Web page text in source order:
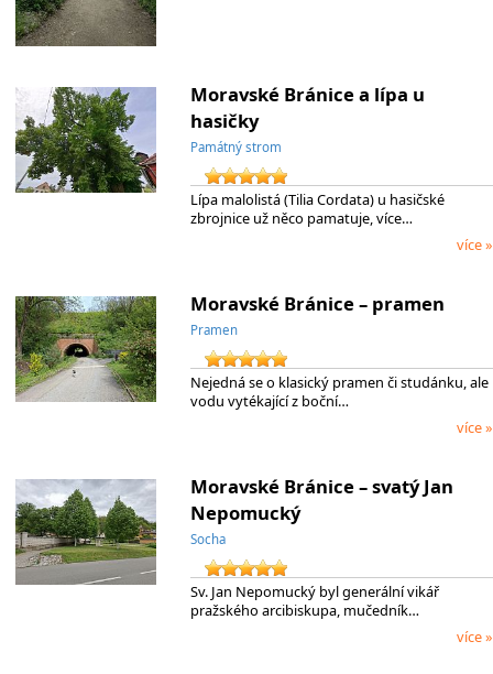
Moravské Bránice a lípa u
hasičky
Památný strom
Lípa malolistá (Tilia Cordata) u hasičské
zbrojnice už něco pamatuje, více…
více »
Moravské Bránice – pramen
Pramen
Nejedná se o klasický pramen či studánku, ale
vodu vytékající z boční…
více »
Moravské Bránice – svatý Jan
Nepomucký
Socha
Sv. Jan Nepomucký byl generální vikář
pražského arcibiskupa, mučedník…
více »